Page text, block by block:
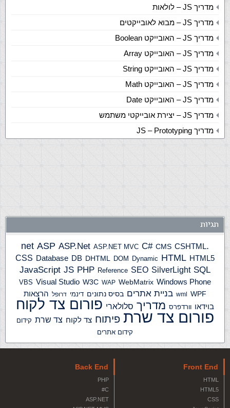
מדריך JS – לולאות
מדריך JS – מבוא לאובייקטים
מדריך JS – האובייקט Boolean
מדריך JS – האובייקט Array
מדריך JS – האובייקט String
מדריך JS – האובייקט Math
מדריך JS – האובייקט Date
מדריך JS – יצירת אובייקטי משתמש
מדריך JS – Prototyping
תגיות
.net
ASP ASP.Net ASP.NET MVC C# CMS CSHTML
CSS Database DB DHTML DOM Dynamic HTML HTML5
JavaScript JS PHP Reference SEO SilverLight SQL
VBS Visual Studio W3C WAP WebMatrix Windows Phone
wml WPF בניית אתרים בסיס נתונים דינמי דרופל הרצאות
בוידאו וורדפרס מדריך סלולארי פורום צד לקוח
פורום צד שרת פיתוח צד לקוח צד שרת קידום
קידום אתרים
Front End
HTML
HTML5
CSS
Back End
PHP
C#
ASP.NET